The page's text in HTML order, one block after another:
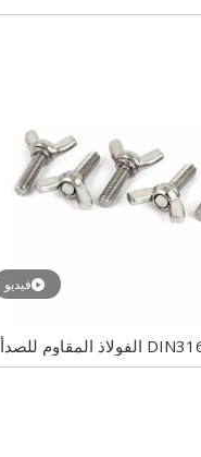
فيديو
DIN316 A4 316 الفولاذ المقاوم للصدأ